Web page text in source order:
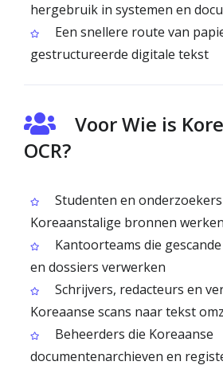
hergebruik in systemen en
Een snellere route van
gestructureerde digitale tekst
Voor Wie is
OCR?
Studenten en
Koreaanstalige bronnen werken
Kantoorteams die gescande
en dossiers verwerken
Schrijvers, redacteurs en
Koreaanse scans naar tekst
Beheerders die Koreaanse
documentenarchieven en